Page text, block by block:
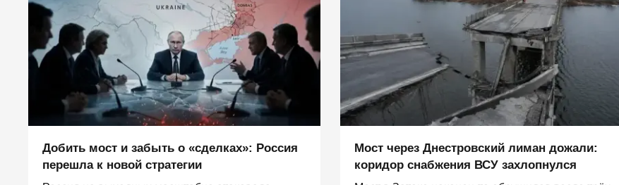
Добить мост и забыть о «сделках»: Россия
перешла к новой стратегии
Мост через Днестровский лиман дожали:
коридор снабжения ВСУ захлопнулся